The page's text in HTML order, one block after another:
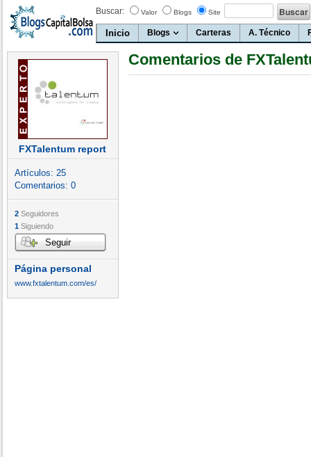
Buscar: Valor Blogs Site
Inicio Blogs Carteras A. Técnico
FXTalentum report
Artículos: 25
Comentarios: 0
2 Seguidores
1 Siguiendo
Seguir
Página personal
www.fxtalentum.com/es/
Comentarios de